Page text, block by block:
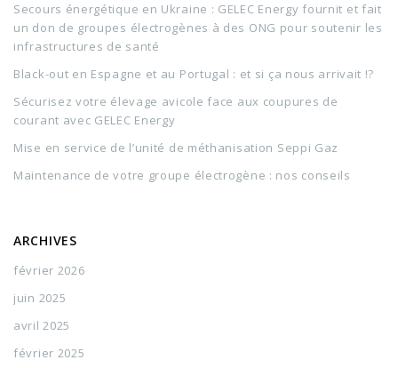
Secours énergétique en Ukraine : GELEC Energy fournit et fait
un don de groupes électrogènes à des ONG pour soutenir les
infrastructures de santé
Black-out en Espagne et au Portugal : et si ça nous arrivait !?
Sécurisez votre élevage avicole face aux coupures de
courant avec GELEC Energy
Mise en service de l’unité de méthanisation Seppi Gaz
Maintenance de votre groupe électrogène : nos conseils
ARCHIVES
février 2026
juin 2025
avril 2025
février 2025